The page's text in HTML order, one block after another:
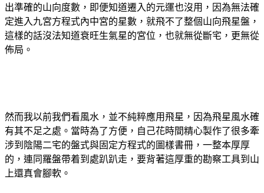
出準確的山向度數，即便知道遷入的元運也沒用，因為無法確
定進入九宮方程式內中宮的星數，就飛不了整個山向飛星盤，
這樣的話沒法知道衰旺生氣星的宮位，也就無從斷宅，更無從
佈局。
然而我以前我們看風水，並不純粹應用飛星，因為飛星風水確
有其不足之處。當時為了方便，自己花時間精心製作了很多牽
涉到陰陽二宅的盤式與固定方程式的圖樣書冊，一整本厚厚
的，連同羅盤帶着到處趴趴走，要背著這厚重的勘察工具到山
上還真會腳軟。